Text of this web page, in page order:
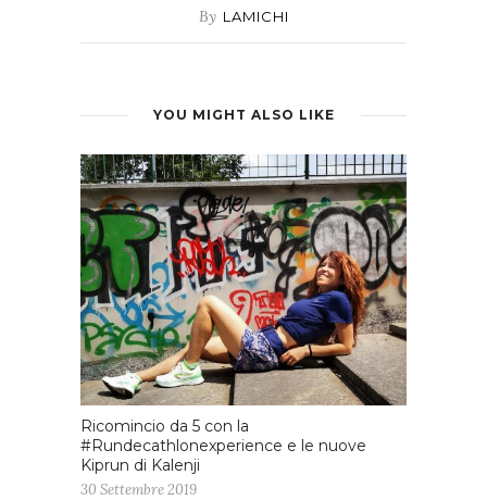
By LAMICHI
YOU MIGHT ALSO LIKE
Ricomincio da 5 con la
#Rundecathlonexperience e le nuove
Kiprun di Kalenji
30 Settembre 2019